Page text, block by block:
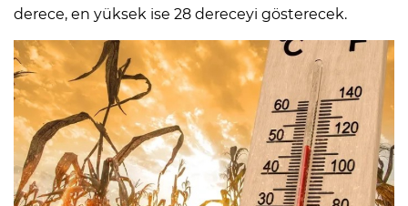
derece, en yüksek ise 28 dereceyi gösterecek.